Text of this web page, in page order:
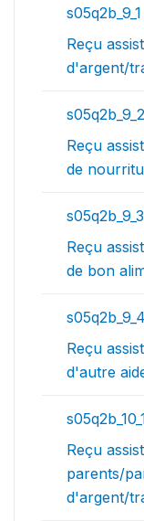
s05q2b_9_1
Reçu
d'argent/
s05q2b_9_2
Reçu
de
s05q2b_9_3
Reçu
de bon
s05q2b_9_4
Reçu
d'autre
Reçu
parents/
d'argent/